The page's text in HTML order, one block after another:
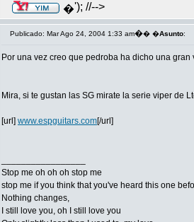
�'); //-->
Publicado: Mar Ago 24, 2004 1:33 am�� �Asunto:
Por una vez creo que pedroba ha dicho una gran
Mira, si te gustan las SG mirate la serie viper
[url] www.espguitars.com[/url]
Stop me oh oh oh stop me
stop me if you think that you've heard this one
Nothing changes,
I still love you, oh I still love you